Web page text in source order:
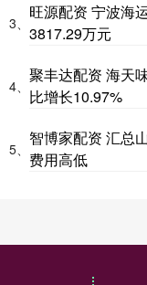
3、
旺源配资 宁波海
3817.29万元
4、
聚丰达配资 海天
比增长10.97%
5、
智博家配资 汇总
费用高低